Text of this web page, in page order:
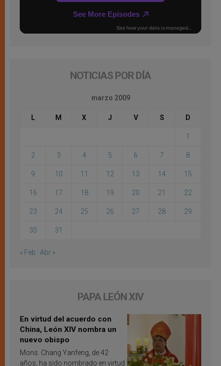
NOTICIAS POR DÍA
marzo 2009
L M X J V S D
1
2 3 4 5 6 7 8
9 10 11 12 13 14 15
16 17 18 19 20 21 22
23 24 25 26 27 28 29
30 31
« Feb Abr »
PAPA LEÓN XIV
En virtud del acuerdo con
China, León XIV nombra un
nuevo obispo
Mons. Chang Yanfeng, de 42
años, ha sido nombrado en virtud